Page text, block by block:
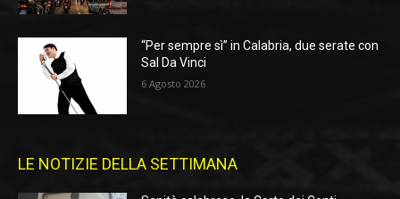
“Per sempre sì” in Calabria, due serate con
Sal Da Vinci
6 Agosto 2026
LE NOTIZIE DELLA SETTIMANA